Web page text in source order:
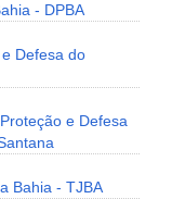
- DPBA
Defesa do
e Defesa
Bahia - TJBA